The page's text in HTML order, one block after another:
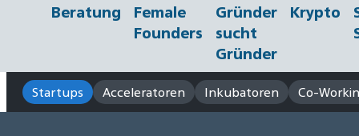
Beratung
Female
Founders
Gründer
sucht
Gründer
Krypto
Startups Acceleratoren Inkubatoren Co-